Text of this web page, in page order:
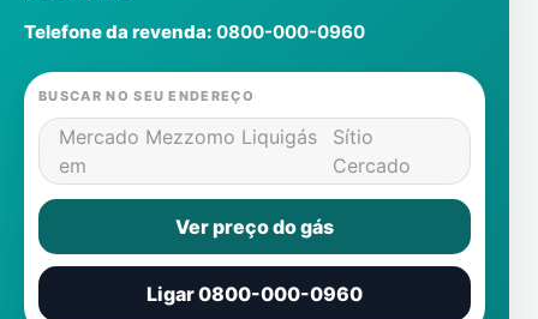
Telefone da revenda: 0800-000-0960
BUSCAR NO SEU ENDEREÇO
Mercado Mezzomo Liquigás
em
Sítio
Cercado
Ver preço do gás
Ligar 0800-000-0960